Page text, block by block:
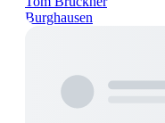
Burghausen